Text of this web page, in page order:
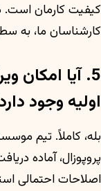
کیفیت کارمان است.
کارشناسان ما، به
5. آیا امکان
اولیه وجود
بله، کاملاً. تیم
پروپوزال، آماده
اصلاحات احتمالی